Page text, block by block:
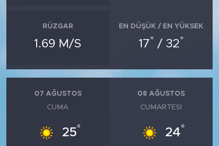
RÜZGAR
1.69 M/S
EN DÜŞÜK / EN YÜKSEK
17° / 32°
07 AĞUSTOS
CUMA
25°
08 AĞUSTOS
CUMARTESI
24°